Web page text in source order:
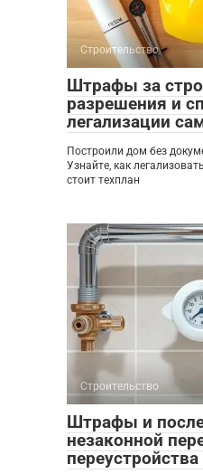
Строительство
Штрафы за
разрешения и
легализации
Построили дом без
Узнайте, как
стоит техплан
Строительство
Штрафы и
незаконной